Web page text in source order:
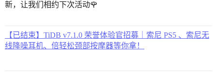
新，让我们相约下次活动🌹
【已结束】TiDB v7.1.0 荣誉体验官招募｜索尼 PS5 、索尼无
线降噪耳机、倍轻松颈部按摩器等你拿！